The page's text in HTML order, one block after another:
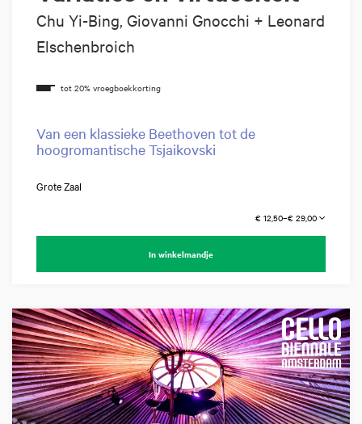
Chu Yi-Bing, Giovanni Gnocchi + Leonard
Elschenbroich
Van een klassieke Beethoven tot de
hoogromantische Tsjaikovski
Grote Zaal
€ 12,50–€ 29,00
In winkelmandje